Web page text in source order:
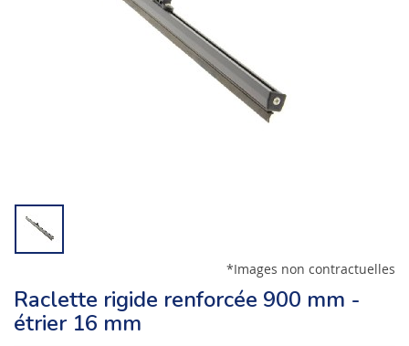
*Images non contractuelles
Raclette rigide renforcée 900 mm -
étrier 16 mm